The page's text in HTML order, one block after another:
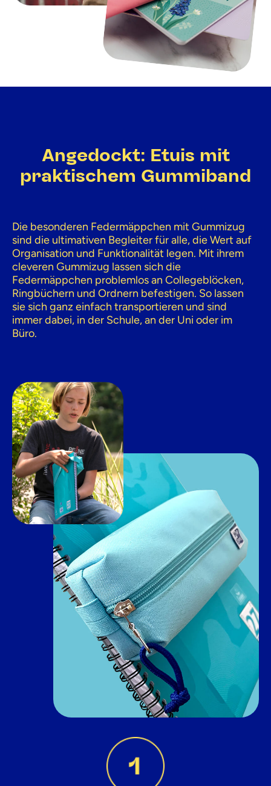
Angedockt: Etuis mit
praktischem Gummiband
Die besonderen Federmäppchen mit Gummizug
sind die ultimativen Begleiter für alle, die Wert auf
Organisation und Funktionalität legen. Mit ihrem
cleveren Gummizug lassen sich die
Federmäppchen problemlos an Collegeblöcken,
Ringbüchern und Ordnern befestigen. So lassen
sie sich ganz einfach transportieren und sind
immer dabei, in der Schule, an der Uni oder im
Büro.